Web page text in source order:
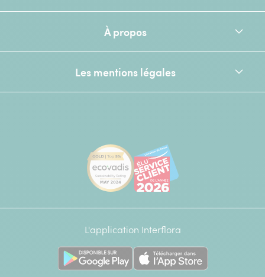
À propos
Les mentions légales
[Ecovadis Gold Badge - Top 5%
L'application Interflora